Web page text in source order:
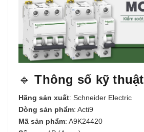
🔹Thông số kỹ thuật
Hãng sản xuất: Schneider Electric
Dòng sản phẩm: Acti9
Mã sản phẩm: A9K24420